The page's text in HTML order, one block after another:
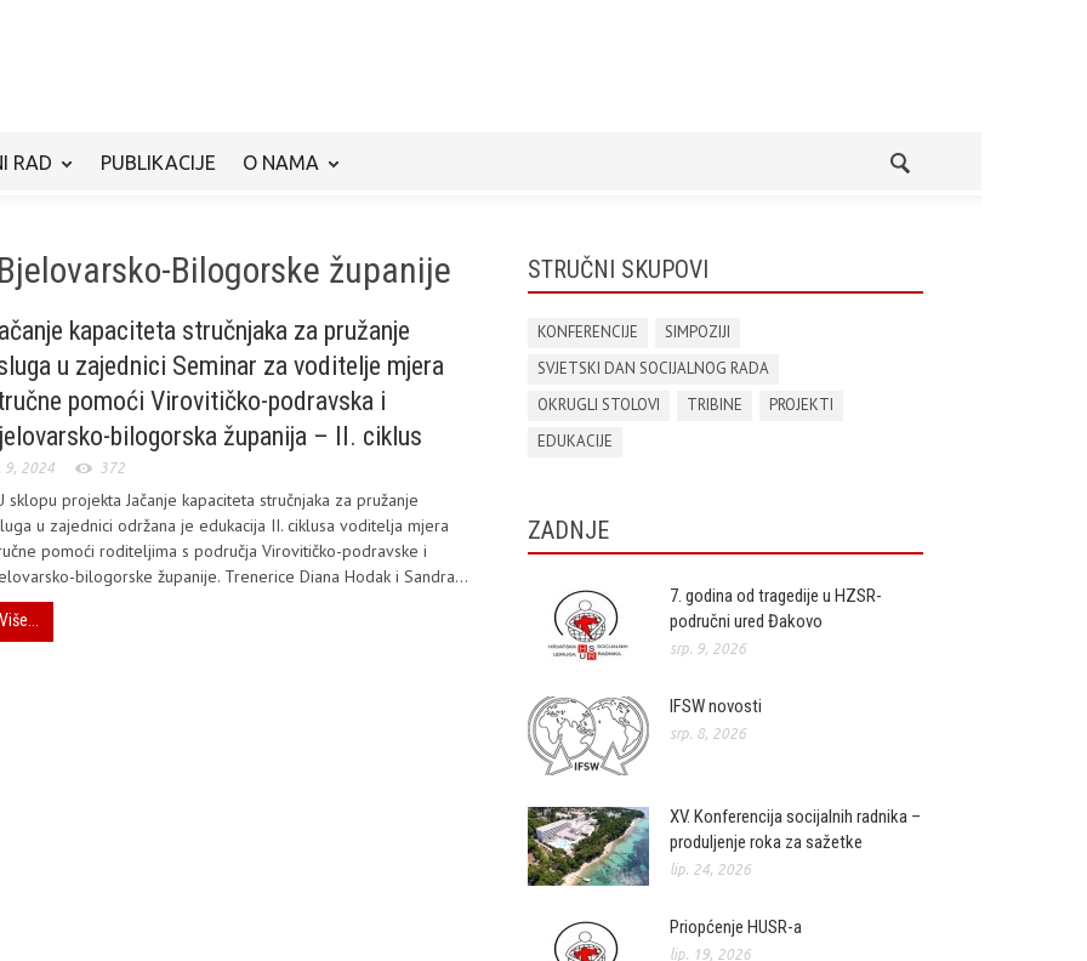
RAD PUBLIKACIJE O NAMA
Bilogorske županije
kapaciteta stručnjaka za pružanje
u zajednici Seminar za voditelje mjera
pomoći Virovitičko-podravska i
bilogorska županija – II. ciklus
9, 2024 372
sklopu projekta Jačanje kapaciteta stručnjaka za pružanje
u zajednici održana je edukacija II. ciklusa voditelja mjera
pomoći roditeljima s područja Virovitičko-podravske i
bilogorske županije. Trenerice Diana Hodak i Sandra...
Više...
STRUČNI SKUPOVI
KONFERENCIJE
SIMPOZIJI
SVJETSKI DAN SOCIJALNOG RADA
OKRUGLI STOLOVI
TRIBINE
PROJEKTI
EDUKACIJE
ZADNJE
7. godina od tragedije u HZSR-
područni ured Đakovo
srp. 9, 2026
IFSW novosti
srp. 8, 2026
XV. Konferencija socijalnih radnika –
produljenje roka za sažetke
lip. 24, 2026
Priopćenje HUSR-a
lip. 19, 2026